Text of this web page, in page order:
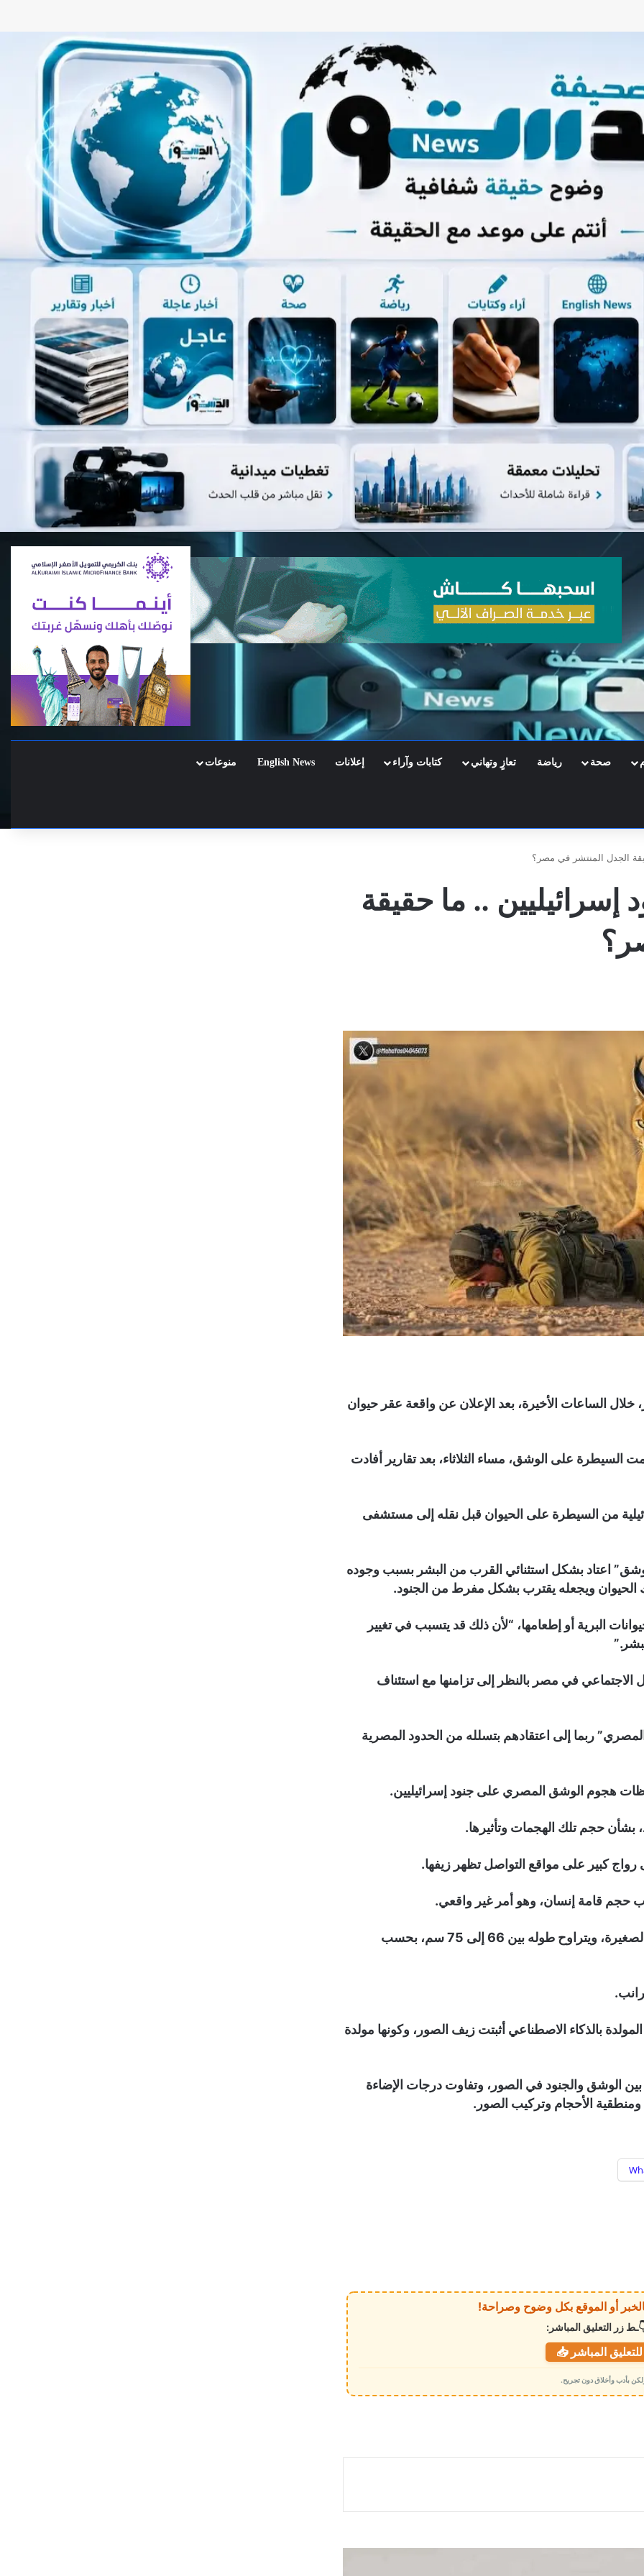
صحة رياضة تعازٍ وتهاني كتابات وآراء إعلانات English News منوعات
الجدل المنتشر في مصر؟
.. ما حقيقة
الساعات الأخيرة، بعد الإعلان عن واقعة عقر حيوان
السيطرة على الوشق، مساء الثلاثاء، بعد تقارير أفادت
من السيطرة على الحيوان قبل نقله إلى مستشفى
اعتاد بشكل استثنائي القرب من البشر بسبب وجوده
ويجعله يقترب بشكل مفرط من الجنود.
البرية أو إطعامها، “لأن ذلك قد يتسبب في تغيير
الاجتماعي في مصر بالنظر إلى تزامنها مع استئناف
ربما إلى اعتقادهم بتسلله من الحدود المصرية
هجوم الوشق المصري على جنود إسرائيليين.
بشأن حجم تلك الهجمات وتأثيرها.
كبير على مواقع التواصل تظهر زيفها.
حجم قامة إنسان، وهو أمر غير واقعي.
والوشق (الكراكال أو القط البري)، من السنوريات الصغيرة، ويتراوح طوله بين 66 إلى 75 سم، بحسب
بالذكاء الاصطناعي أثبتت زيف الصور، وكونها مولدة
الوشق والجنود في الصور، وتفاوت درجات الإضاءة
الأحجام وتركيب الصور.
زر التعليق المباشر:
المباشر 📥
بأدب وأخلاق دون تجريح.